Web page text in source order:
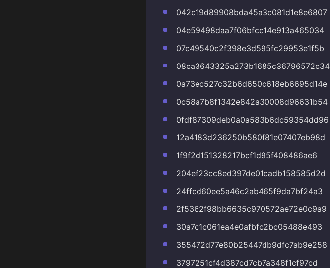
042c19d89908bda45a3c081d1e8e6807
04e59498daa7f06bfcc14e913a465034
07c49540c2f398e3d595fc29953e1f5b
08ca3643325a273b1685c36796572c34
0a73ec527c32b6d650c618eb6695d14e
0c58a7b8f1342e842a30008d96631b54
0fdf87309deb0a0a583b6dc59354dd96
12a4183d236250b580f81e07407eb98d
1f9f2d151328217bcf1d95f408486ae6
204ef23cc8ed397de01cadb158585d2d
24ffcd60ee5a46c2ab465f9da7bf24a3
2f5362f98bb6635c970572ae72e0c9a9
30a7c1c061ea4e0afbfc2bc05488e493
355472d77e80b25447db9dfc7ab9e258
3797251cf4d387cd7cb7a348f1cf97cd